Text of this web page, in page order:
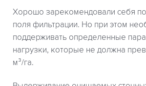
Хорошо зарекомендовали себя
поля фильтрации. Но при этом
поддерживать определенные
нагрузки, которые не должна
м³/га.